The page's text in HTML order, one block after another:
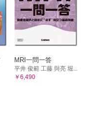
MRI一問一答
平井 俊範 工藤 與亮 堀...
￥6,490